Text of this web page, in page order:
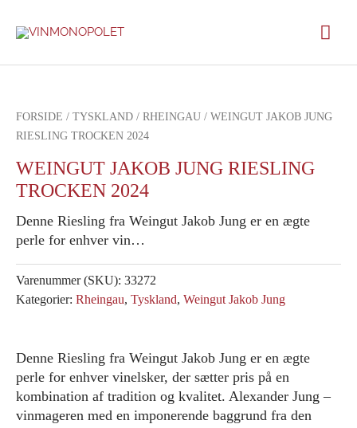
FORSIDE / TYSKLAND / RHEINGAU / WEINGUT JAKOB JUNG
RIESLING TROCKEN 2024
WEINGUT JAKOB JUNG RIESLING
TROCKEN 2024
Denne Riesling fra Weingut Jakob Jung er en ægte
perle for enhver vin…
Varenummer (SKU): 33272
Kategorier: Rheingau, Tyskland, Weingut Jakob Jung
Denne Riesling fra Weingut Jakob Jung er en ægte
perle for enhver vinelsker, der sætter pris på en
kombination af tradition og kvalitet. Alexander Jung –
vinmageren med en imponerende baggrund fra den